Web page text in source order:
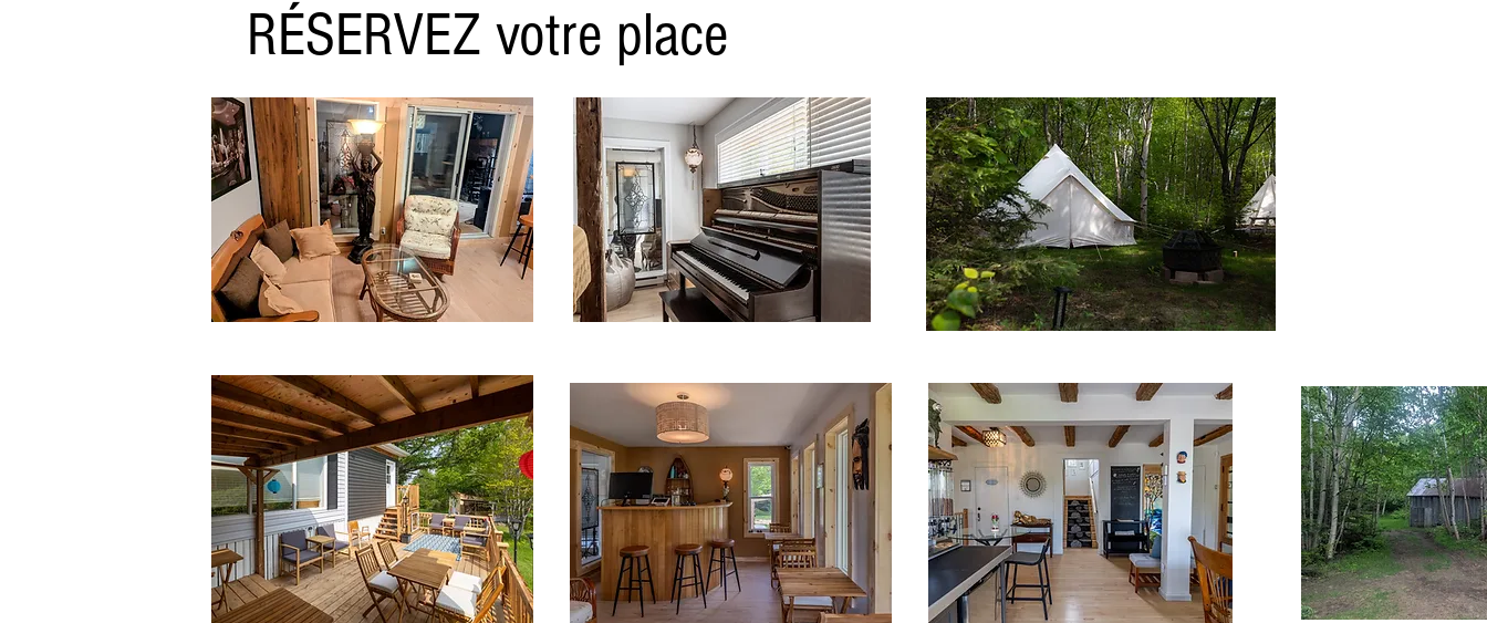
RÉSERVEZ votre place